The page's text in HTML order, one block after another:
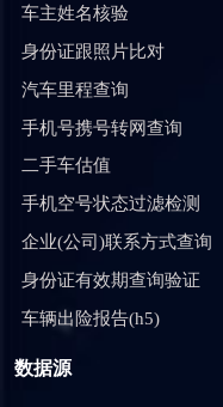
车主姓名核验
身份证跟照片比对
汽车里程查询
手机号携号转网查询
二手车估值
手机空号状态过滤检测
企业(公司)联系方式查询
身份证有效期查询验证
车辆出险报告(h5)
数据源